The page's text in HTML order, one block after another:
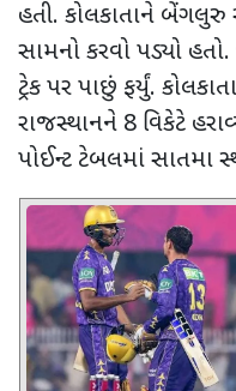
હતી. કોલકાતાને બેંગલુરુ
સામનો કરવો પડ્યો
ટ્રેક પર પાછું ફર્યું.
રાજસ્થાનને 8 વિકેટે
પોઈન્ટ ટેબલમાં સાતમા